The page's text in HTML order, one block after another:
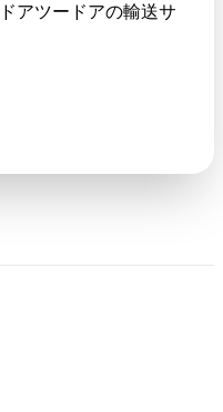
アツードアの輸送サ